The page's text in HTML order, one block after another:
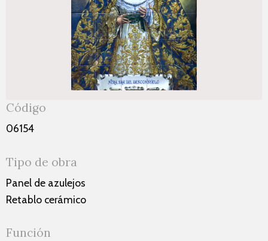
Código
06154
Tipo de obra
Panel de azulejos
Retablo cerámico
Función